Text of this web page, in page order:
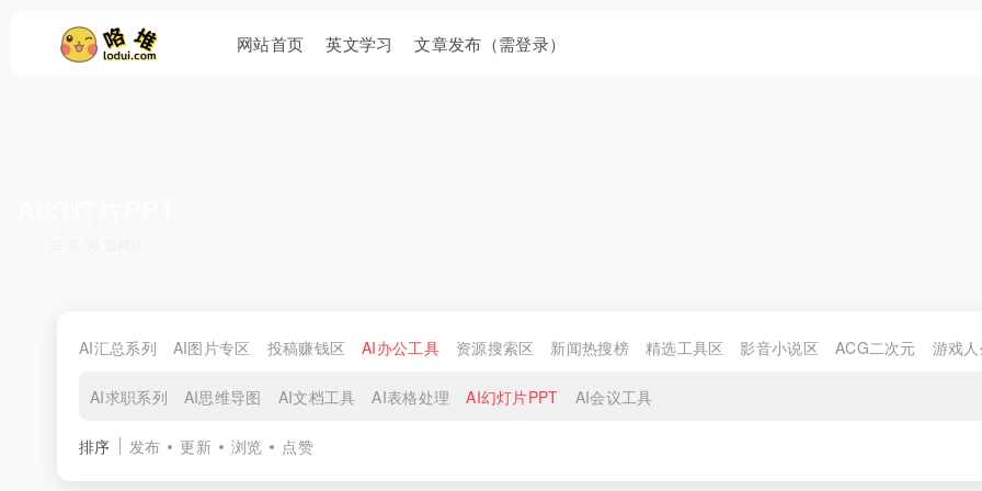
网站首页 英文学习 文章发布（需登录）
AI汇总系列 AI图片专区 投稿赚钱区 AI办公工具 资源搜索区 新闻热搜榜 精选工具区 影音小说区 ACG二次元 游戏
AI求职系列 AI思维导图 AI文档工具 AI表格处理 AI幻灯片PPT AI会议工具
排序 发布 更新 浏览 点赞